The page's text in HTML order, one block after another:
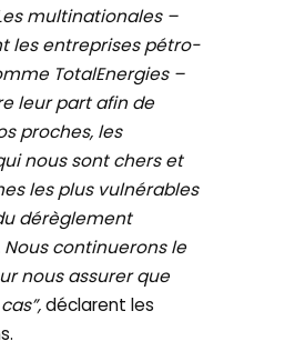
multinationales –
les entreprises pétro-
TotalEnergies –
leur part afin de
proches, les
nous sont chers et
les plus vulnérables
dérèglement
continuerons le
nous assurer que
déclarent les